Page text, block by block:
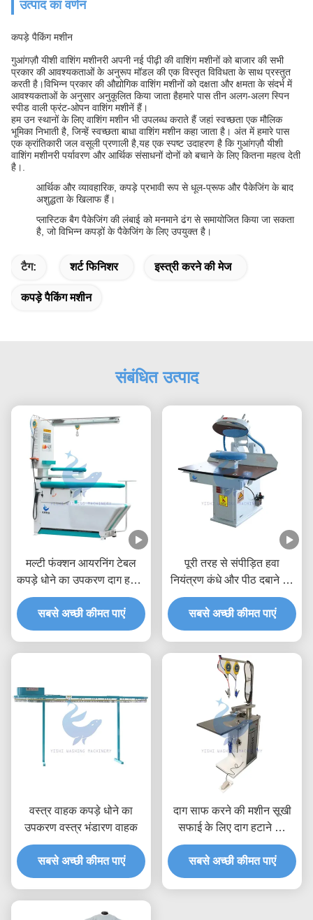
उत्पाद का वर्णन
कपड़े पैकिंग मशीन
गुआंगज़ौ यीशी वाशिंग मशीनरी अपनी नई पीढ़ी की वाशिंग मशीनों को बाजार की सभी
प्रकार की आवश्यकताओं के अनुरूप मॉडल की एक विस्तृत विविधता के साथ प्रस्तुत
करती है।विभिन्न प्रकार की औद्योगिक वाशिंग मशीनों को दक्षता और क्षमता के संदर्भ में
आवश्यकताओं के अनुसार अनुकूलित किया जाता हैहमारे पास तीन अलग-अलग स्पिन
स्पीड वाली फ्रंट-ओपन वाशिंग मशीनें हैं।
हम उन स्थानों के लिए वाशिंग मशीन भी उपलब्ध कराते हैं जहां स्वच्छता एक मौलिक
भूमिका निभाती है, जिन्हें स्वच्छता बाधा वाशिंग मशीन कहा जाता है। अंत में हमारे पास
एक क्रांतिकारी जल वसूली प्रणाली है,यह एक स्पष्ट उदाहरण है कि गुआंगज़ौ यीशी
वाशिंग मशीनरी पर्यावरण और आर्थिक संसाधनों दोनों को बचाने के लिए कितना महत्व देती
है।.
आर्थिक और व्यावहारिक, कपड़े प्रभावी रूप से धूल-प्रूफ और पैकेजिंग के बाद
अशुद्धता के खिलाफ हैं।
प्लास्टिक बैग पैकेजिंग की लंबाई को मनमाने ढंग से समायोजित किया जा सकता
है, जो विभिन्न कपड़ों के पैकेजिंग के लिए उपयुक्त है।
टैग: शर्ट फिनिशर इस्त्री करने की मेज
कपड़े पैकिंग मशीन
संबंधित उत्पाद
मल्टी फंक्शन आयरनिंग टेबल
कपड़े धोने का उपकरण दाग हटाने
वाला उपकरण हवा उड़ाना
आयरनिंग हवा चूषण
सबसे अच्छी कीमत पाएं
पूरी तरह से संपीड़ित हवा
नियंत्रण कंधे और पीठ दबाने की
मशीन
सबसे अच्छी कीमत पाएं
वस्त्र वाहक कपड़े धोने का
उपकरण वस्त्र भंडारण वाहक
सबसे अच्छी कीमत पाएं
दाग साफ करने की मशीन सूखी
सफाई के लिए दाग हटाने की
मशीन धोने और इस्त्री उपकरण
सबसे अच्छी कीमत पाएं